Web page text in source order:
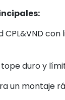
CPL&VND
duro y
un montaje